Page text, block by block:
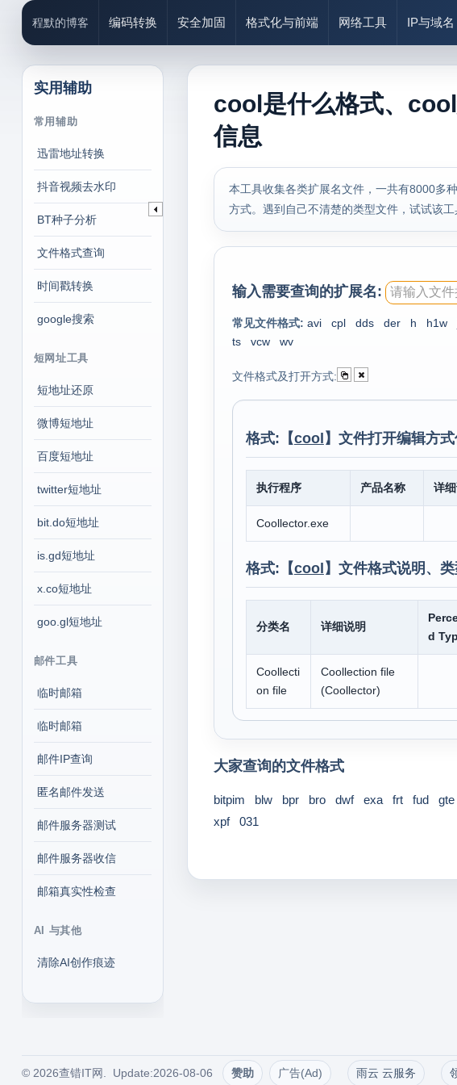
程默的博客 编码转换 安全加固 格式化与前端 网络工具 IP与域名
实用辅助
常用辅助
迅雷地址转换
抖音视频去水印
BT种子分析
文件格式查询
时间戳转换
google搜索
短网址工具
短地址还原
微博短地址
百度短地址
twitter短地址
bit.do短地址
is.gd短地址
x.co短地址
goo.gl短地址
邮件工具
临时邮箱
临时邮箱
邮件IP查询
匿名邮件发送
邮件服务器测试
邮件服务器收信
邮箱真实性检查
AI 与其他
清除AI创作痕迹
cool是什么格式、
信息
本工具收集各类扩展名文件，一共有8000多
方式。遇到自己不清楚的类型文件，试试该
输入需要查询的扩展名:
常见文件格式: avi cpl dds der h h1w
ts
vcw wv
文件格式及打开方式:
格式:【cool 】文件打开编辑方
执行程序 产品名称 详
Coollector.exe
格式:【cool 】文件格式说明、
分类名 详细说明
d
Coollecti
on file
Coollection file
(Coollector)
大家查询的文件格式
bitpim blw bpr bro dwf exa frt fud gte
xpf
031
© 2026查错IT网. Update:2026-08-06 赞助 广告(Ad) 雨云 云服务